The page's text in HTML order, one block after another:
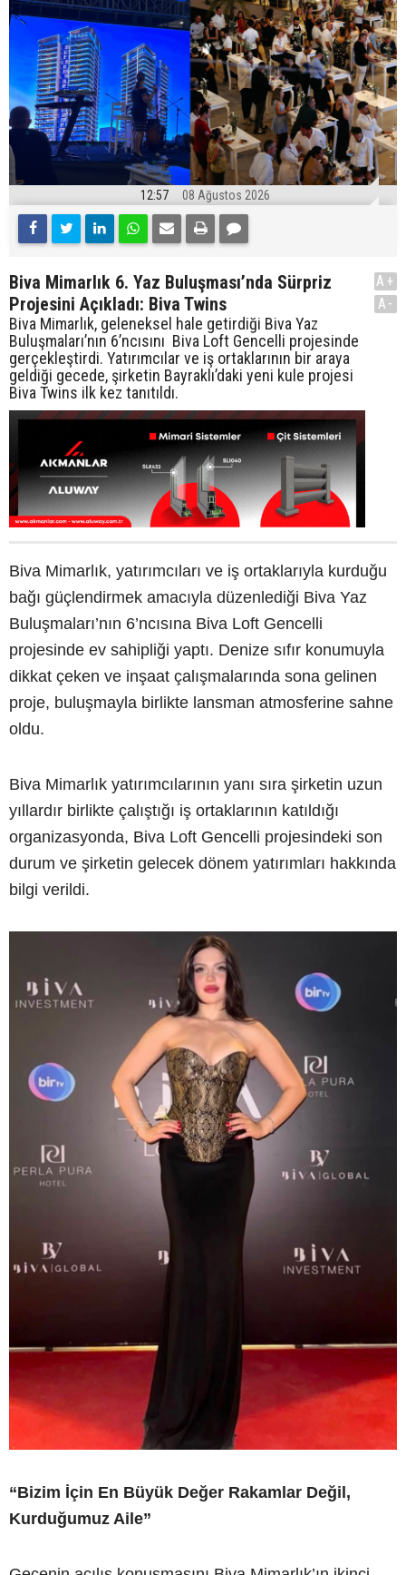
12:57 08 Ağustos 2026
Biva Mimarlık 6. Yaz Buluşması’nda Sürpriz
Projesini Açıkladı: Biva Twins
Biva Mimarlık, geleneksel hale getirdiği Biva Yaz
Buluşmaları’nın 6’ncısını Biva Loft Gencelli projesinde
gerçekleştirdi. Yatırımcılar ve iş ortaklarının bir araya
geldiği gecede, şirketin Bayraklı’daki yeni kule projesi
Biva Twins ilk kez tanıtıldı.
A+
A-
Biva Mimarlık, yatırımcıları ve iş ortaklarıyla kurduğu
bağı güçlendirmek amacıyla düzenlediği Biva Yaz
Buluşmaları’nın 6’ncısına Biva Loft Gencelli
projesinde ev sahipliği yaptı. Denize sıfır konumuyla
dikkat çeken ve inşaat çalışmalarında sona gelinen
proje, buluşmayla birlikte lansman atmosferine sahne
oldu.
Biva Mimarlık yatırımcılarının yanı sıra şirketin uzun
yıllardır birlikte çalıştığı iş ortaklarının katıldığı
organizasyonda, Biva Loft Gencelli projesindeki son
durum ve şirketin gelecek dönem yatırımları hakkında
bilgi verildi.
“Bizim İçin En Büyük Değer Rakamlar Değil,
Kurduğumuz Aile”